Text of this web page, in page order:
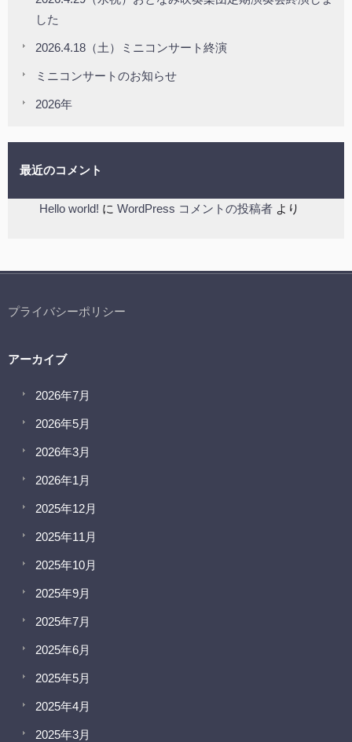
した
2026.4.18（土）ミニコンサート終演
ミニコンサートのお知らせ
2026年
最近のコメント
Hello world! に WordPress コメントの投稿者 より
プライバシーポリシー
アーカイブ
2026年7月
2026年5月
2026年3月
2026年1月
2025年12月
2025年11月
2025年10月
2025年9月
2025年7月
2025年6月
2025年5月
2025年4月
2025年3月